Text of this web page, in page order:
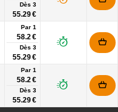
Dès 3
55.29 €
Par 1
58.2 €
Dès 3
55.29 €
Par 1
58.2 €
Dès 3
55.29 €